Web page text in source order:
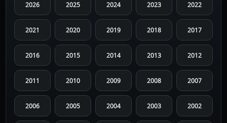
2026 2025 2024 2023 2022
2021 2020 2019 2018 2017
2016 2015 2014 2013 2012
2011 2010 2009 2008 2007
2006 2005 2004 2003 2002